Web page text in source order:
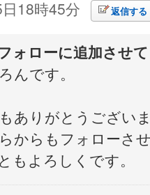
18時45分 返信する
ォローに追加させ
んです。
ありがとうござい
からもフォローさ
もよろしくです。